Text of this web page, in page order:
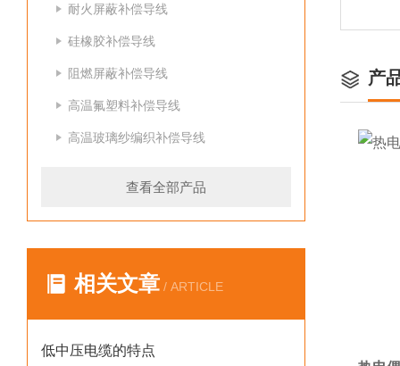
耐火屏蔽补偿导线
硅橡胶补偿导线
阻燃屏蔽补偿导线
高温氟塑料补偿导线
高温玻璃纱编织补偿导线
查看全部产品
相关文章 / ARTICLE
低中压电缆的特点
产